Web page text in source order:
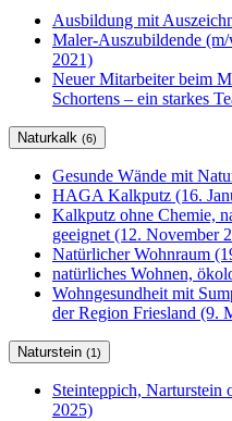
Ausbildung mit
Maler-Auszubildende (m/
2021)
Neuer Mitarbeiter beim
Schortens – ein starkes
Naturkalk (6)
Gesunde Wände mit
HAGA Kalkputz (16.
Kalkputz ohne Chemie,
geeignet (12. November
Natürlicher Wohnraum
natürliches Wohnen,
Wohngesundheit mit
der Region Friesland (9.
Naturstein (1)
Steinteppich, Narturstein
2025)